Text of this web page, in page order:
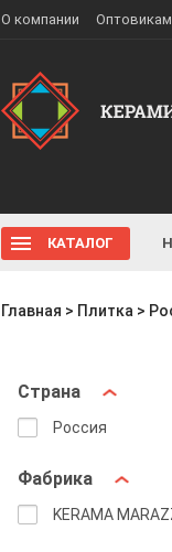
О компании Оптовикам
КАТАЛОГ
Главная > Плитка >
Страна
Россия
Фабрика
KERAMA